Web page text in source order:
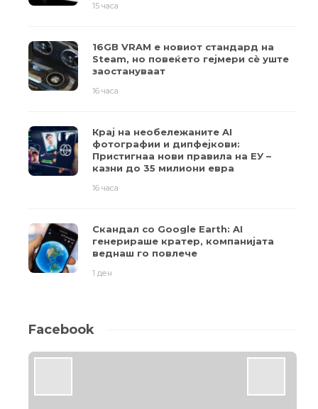
15 часа
16GB VRAM е новиот стандард на
Steam, но повеќето гејмери ​​сè уште
заостануваат
16 часа
Крај на необележаните AI
фотографии и дипфејкови:
Пристигнаа нови правила на ЕУ –
казни до 35 милиони евра
16 часа
Скандал со Google Earth: AI
генерираше кратер, компанијата
веднаш го повлече
1 ден
Facebook